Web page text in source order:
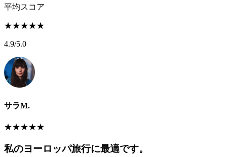
平均スコア
★★★★★
4.9/5.0
サラM.
★★★★★
私のヨーロッパ旅行に最適です。